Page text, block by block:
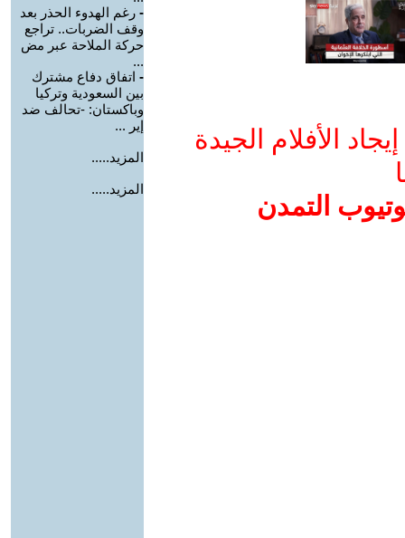
الأفلام الجيدة
التمدن
- رغم الهدوء الحذر بعد
وقف الضربات.. تراجع
حركة الملاحة عبر مض
...
- اتفاق دفاع مشترك
بين السعودية وتركيا
وباكستان: -تحالف ضد
إير ...
المزيد.....
المزيد.....